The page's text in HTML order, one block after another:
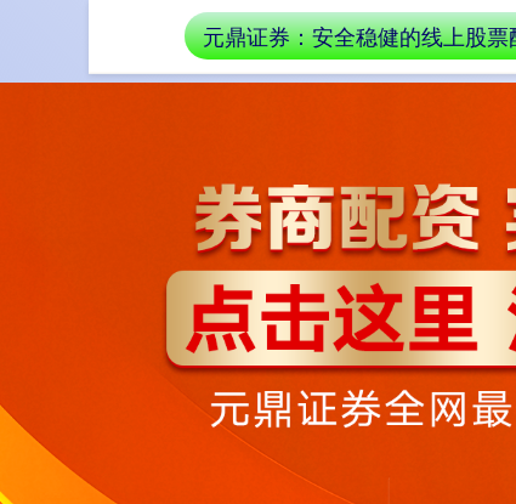
首页
元鼎证券：安全稳健的线上股